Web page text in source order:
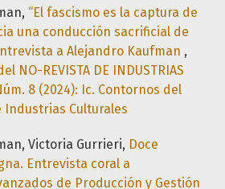
“El fascismo es la captura de
una conducción sacrificial de
a Alejandro Kaufman ,
NO-REVISTA DE INDUSTRIAS
8 (2024): Ic. Contornos del
Industrias Culturales
Victoria Gurrieri, Doce
Entrevista coral a
de Producción y Gestión